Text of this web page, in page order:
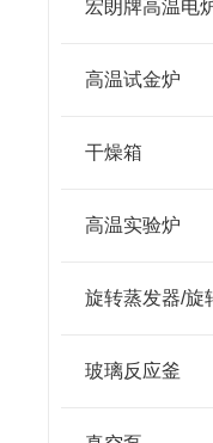
宏朗牌高温电
高温试金炉
干燥箱
高温实验炉
旋转蒸发器/旋
玻璃反应釜